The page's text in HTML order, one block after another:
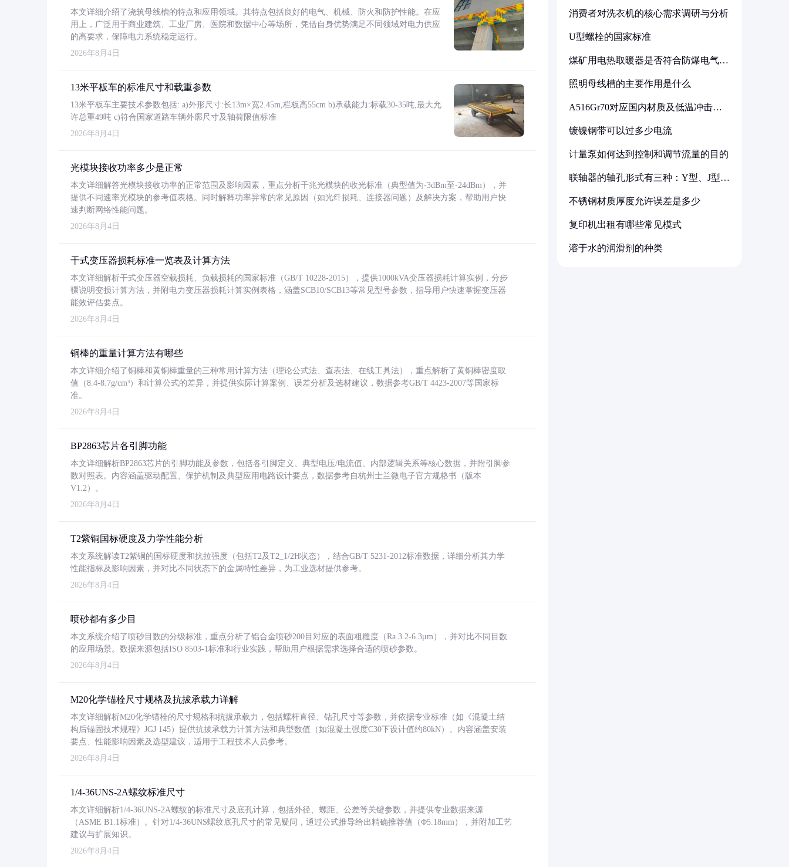
本文详细介绍了浇筑母线槽的特点和应用领域。其特点包括良好的电气、机械、防火和防护性能。在应
用上，广泛用于商业建筑、工业厂房、医院和数据中心等场所，凭借自身优势满足不同领域对电力供应
的高要求，保障电力系统稳定运行。
2026年8月4日
13米平板车的标准尺寸和载重参数
13米平板车主要技术参数包括: a)外形尺寸:长13m×宽2.45m,栏板高55cm b)承载能力:标载30-35吨,最大允
许总重49吨 c)符合国家道路车辆外廓尺寸及轴荷限值标准
2026年8月4日
光模块接收功率多少是正常
本文详细解答光模块接收功率的正常范围及影响因素，重点分析千兆光模块的收光标准（典型值为-3dBm至-24dBm），并
提供不同速率光模块的参考值表格。同时解释功率异常的常见原因（如光纤损耗、连接器问题）及解决方案，帮助用户快
速判断网络性能问题。
2026年8月4日
干式变压器损耗标准一览表及计算方法
本文详细解析干式变压器空载损耗、负载损耗的国家标准（GB/T 10228-2015），提供1000kVA变压器损耗计算实例，分步
骤说明变损计算方法，并附电力变压器损耗计算实例表格，涵盖SCB10/SCB13等常见型号参数，指导用户快速掌握变压器
能效评估要点。
2026年8月4日
铜棒的重量计算方法有哪些
本文详细介绍了铜棒和黄铜棒重量的三种常用计算方法（理论公式法、查表法、在线工具法），重点解析了黄铜棒密度取
值（8.4-8.7g/cm³）和计算公式的差异，并提供实际计算案例、误差分析及选材建议，数据参考GB/T 4423-2007等国家标
准。
2026年8月4日
BP2863芯片各引脚功能
本文详细解析BP2863芯片的引脚功能及参数，包括各引脚定义、典型电压/电流值、内部逻辑关系等核心数据，并附引脚参
数对照表。内容涵盖驱动配置、保护机制及典型应用电路设计要点，数据参考自杭州士兰微电子官方规格书（版本
V1.2）。
2026年8月4日
T2紫铜国标硬度及力学性能分析
本文系统解读T2紫铜的国标硬度和抗拉强度（包括T2及T2_1/2H状态），结合GB/T 5231-2012标准数据，详细分析其力学
性能指标及影响因素，并对比不同状态下的金属特性差异，为工业选材提供参考。
2026年8月4日
喷砂都有多少目
本文系统介绍了喷砂目数的分级标准，重点分析了铝合金喷砂200目对应的表面粗糙度（Ra 3.2-6.3μm），并对比不同目数
的应用场景。数据来源包括ISO 8503-1标准和行业实践，帮助用户根据需求选择合适的喷砂参数。
2026年8月4日
M20化学锚栓尺寸规格及抗拔承载力详解
本文详细解析M20化学锚栓的尺寸规格和抗拔承载力，包括螺杆直径、钻孔尺寸等参数，并依据专业标准（如《混凝土结
构后锚固技术规程》JGJ 145）提供抗拔承载力计算方法和典型数值（如混凝土强度C30下设计值约80kN）。内容涵盖安装
要点、性能影响因素及选型建议，适用于工程技术人员参考。
2026年8月4日
1/4-36UNS-2A螺纹标准尺寸
本文详细解析1/4-36UNS-2A螺纹的标准尺寸及底孔计算，包括外径、螺距、公差等关键参数，并提供专业数据来源
（ASME B1.1标准）。针对1/4-36UNS螺纹底孔尺寸的常见疑问，通过公式推导给出精确推荐值（Φ5.18mm），并附加工艺
建议与扩展知识。
2026年8月4日
消费者对洗衣机的核心需求调研与分析
U型螺栓的国家标准
煤矿用电热取暖器是否符合防爆电气设
照明母线槽的主要作用是什么
A516Gr70对应国内材质及低温冲击要
镀镍钢带可以过多少电流
计量泵如何达到控制和调节流量的目的
联轴器的轴孔形式有三种：Y型、J型、
不锈钢材质厚度允许误差是多少
复印机出租有哪些常见模式
溶于水的润滑剂的种类